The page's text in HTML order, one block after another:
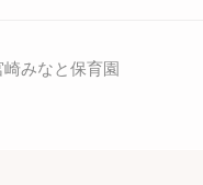
みなと保育園